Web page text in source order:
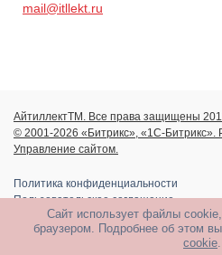
mail@itllekt.ru
АйтиллектТМ. Все права защищены
© 2001-2026 «Битрикс», «1С-Битрикс».
Управление сайтом.
Политика конфиденциальности
Пользовательское соглашение
Сайт использует файлы
браузером. Подробнее об этом
cookie.